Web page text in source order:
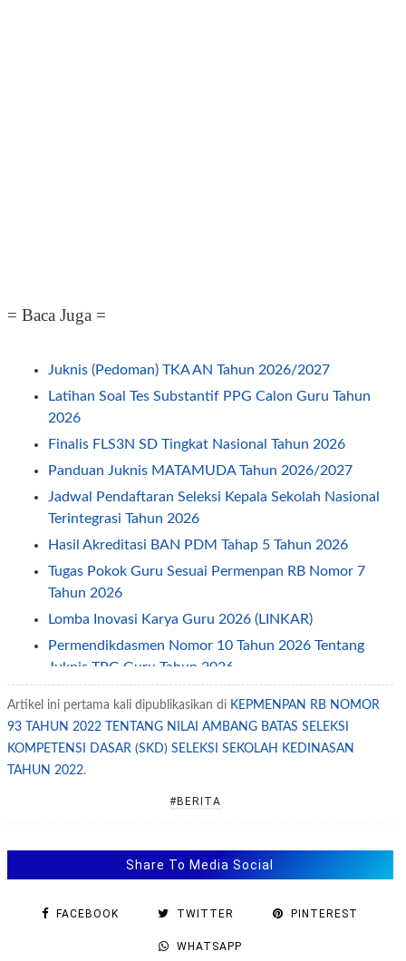
= Baca Juga =
Juknis (Pedoman) TKA AN Tahun 2026/2027
Latihan Soal Tes Substantif PPG Calon Guru Tahun
2026
Finalis FLS3N SD Tingkat Nasional Tahun 2026
Panduan Juknis MATAMUDA Tahun 2026/2027
Jadwal Pendaftaran Seleksi Kepala Sekolah Nasional
Terintegrasi Tahun 2026
Hasil Akreditasi BAN PDM Tahap 5 Tahun 2026
Tugas Pokok Guru Sesuai Permenpan RB Nomor 7
Tahun 2026
Lomba Inovasi Karya Guru 2026 (LINKAR)
Permendikdasmen Nomor 10 Tahun 2026 Tentang
Juknis TPG Guru Tahun 2026
Petunjuk Teknis Juknis TPG Guru Non ASN Tahun
2026
Permendikdasmen Nomor 7 Tahun 2026 Tentang
Juknis OSN SD SMP SMA Tahun 2026
Contoh Pengisian Evaluasi Diri Pengusulan
Artikel ini pertama kali dipublikasikan di KEPMENPAN RB NOMOR
93 TAHUN 2022 TENTANG NILAI AMBANG BATAS SELEKSI
KOMPETENSI DASAR (SKD) SELEKSI SEKOLAH KEDINASAN
TAHUN 2022.
#BERITA
Share To Media Social
FACEBOOK TWITTER PINTEREST
WHATSAPP